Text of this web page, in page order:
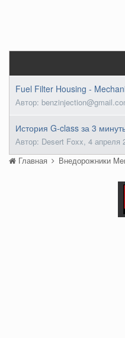
Fuel Filter Housing -
Автор:
История G-class за 3
Автор: Desert Foxx, 4 апреля
Главная Внедорожники